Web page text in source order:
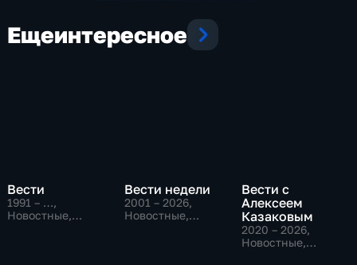
Ещеинтересное
Вести
1991 – …,
Новостные,
Вести недели
2001 – 2026,
Новостные,
Вести с
Алексеем
Казаковым
2020 – 2026,
Новостные,